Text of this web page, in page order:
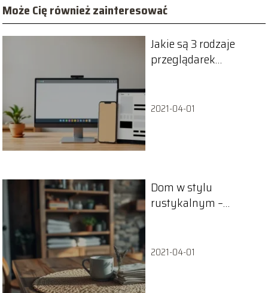
Może Cię również zainteresować
Jakie są 3 rodzaje
przeglądarek
2021-04-01
Dom w stylu
rustykalnym –
2021-04-01